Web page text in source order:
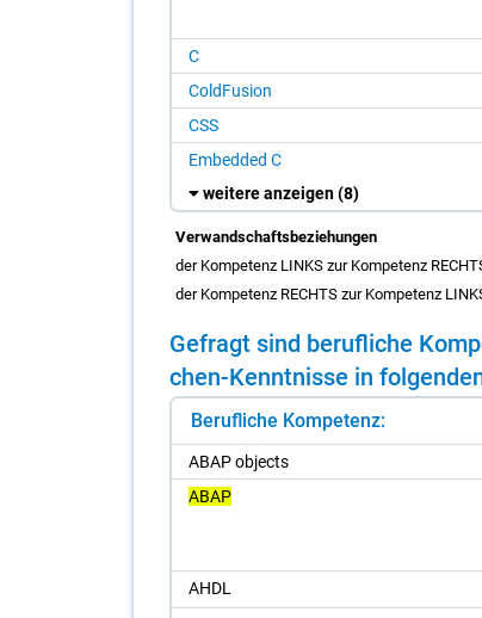
C
ColdFusion
CSS
Embedded C
weitere anzeigen(8)
Verwandschaftsbeziehungen
der Kompetenz LINKS zur Kompetenz
der Kompetenz RECHTS zur Kompetenz
Ge­fragt sind be­ruf­li­che
chen-Kennt­nis­se in
Berufliche Kompetenz:
ABAP ob­jects
ABAP
AHDL